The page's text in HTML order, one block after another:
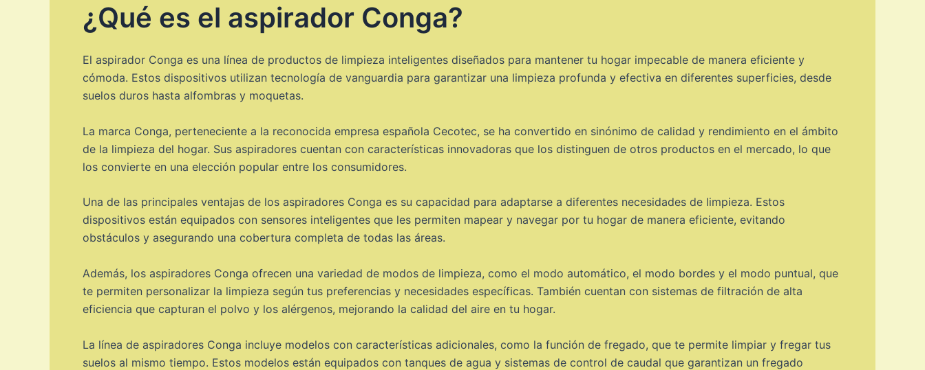
¿Qué es el aspirador Conga?
El aspirador Conga es una línea de productos de limpieza inteligentes diseñados para mantener tu hogar impecable de manera eficiente y
cómoda. Estos dispositivos utilizan tecnología de vanguardia para garantizar una limpieza profunda y efectiva en diferentes superficies, desde
suelos duros hasta alfombras y moquetas.
La marca Conga, perteneciente a la reconocida empresa española Cecotec, se ha convertido en sinónimo de calidad y rendimiento en el ámbito
de la limpieza del hogar. Sus aspiradores cuentan con características innovadoras que los distinguen de otros productos en el mercado, lo que
los convierte en una elección popular entre los consumidores.
Una de las principales ventajas de los aspiradores Conga es su capacidad para adaptarse a diferentes necesidades de limpieza. Estos
dispositivos están equipados con sensores inteligentes que les permiten mapear y navegar por tu hogar de manera eficiente, evitando
obstáculos y asegurando una cobertura completa de todas las áreas.
Además, los aspiradores Conga ofrecen una variedad de modos de limpieza, como el modo automático, el modo bordes y el modo puntual, que
te permiten personalizar la limpieza según tus preferencias y necesidades específicas. También cuentan con sistemas de filtración de alta
eficiencia que capturan el polvo y los alérgenos, mejorando la calidad del aire en tu hogar.
La línea de aspiradores Conga incluye modelos con características adicionales, como la función de fregado, que te permite limpiar y fregar tus
suelos al mismo tiempo. Estos modelos están equipados con tanques de agua y sistemas de control de caudal que garantizan un fregado